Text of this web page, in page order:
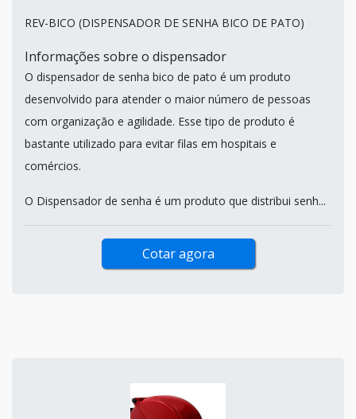
REV-BICO (DISPENSADOR DE SENHA BICO DE PATO)
Informações sobre o dispensador
O dispensador de senha bico de pato é um produto
desenvolvido para atender o maior número de pessoas
com organização e agilidade. Esse tipo de produto é
bastante utilizado para evitar filas em hospitais e
comércios.
O Dispensador de senha é um produto que distribui senh...
Cotar agora